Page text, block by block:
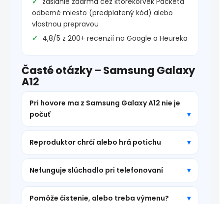
odberné miesto (predplatený kód) alebo
vlastnou prepravou
4,8/5 z 200+ recenzií na Google a Heureka
Časté otázky – Samsung Galaxy
A12
Pri hovore ma z Samsung Galaxy A12 nie je
počuť
Reproduktor chrčí alebo hrá potichu
Nefunguje slúchadlo pri telefonovaní
Pomôže čistenie, alebo treba výmenu?